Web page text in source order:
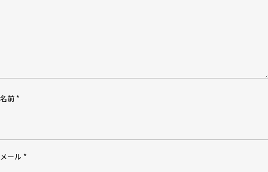
名前 *
メール *